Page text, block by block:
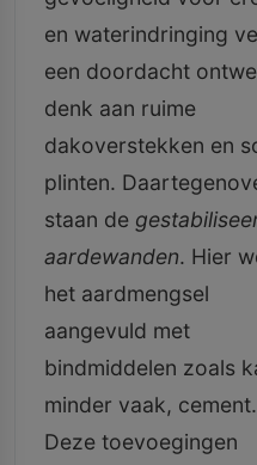
en waterindringing
een doordacht
denk aan ruime
dakoverstekken en
plinten.
staan de
aardewanden. Hier
het aardmengsel
aangevuld met
bindmiddelen zoals
minder vaak, cement.
Deze toevoegingen